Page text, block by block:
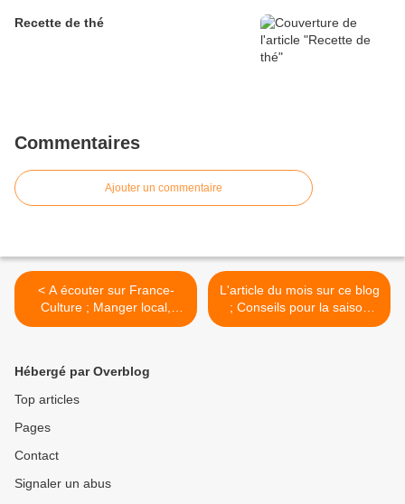
Recette de thé
Commentaires
Ajouter un commentaire
< A écouter sur France-
Culture ; Manger local,
projet social ?
L'article du mois sur ce blog
; Conseils pour la saison
d'hiver selon le nei jing su
Hébergé par Overblog
Top articles
Pages
Contact
Signaler un abus